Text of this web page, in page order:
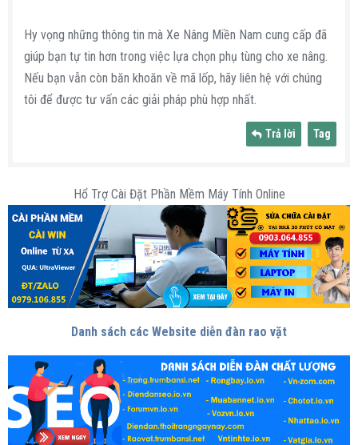
Hy vọng những thông tin mà Xe Nâng Miền Nam cung cấp đã
giúp bạn tự tin hơn trong việc lựa chọn phụ tùng cho xe nâng.
Nếu bạn vẫn còn băn khoăn về mã lốp, hãy liên hệ với chúng
tôi để được tư vấn các giải pháp phù hợp nhất.
Trả lời Tag
Hổ Trợ Cài Đặt Phần Mềm Máy Tính Online
Danh sách các Website diễn đàn rao vặt